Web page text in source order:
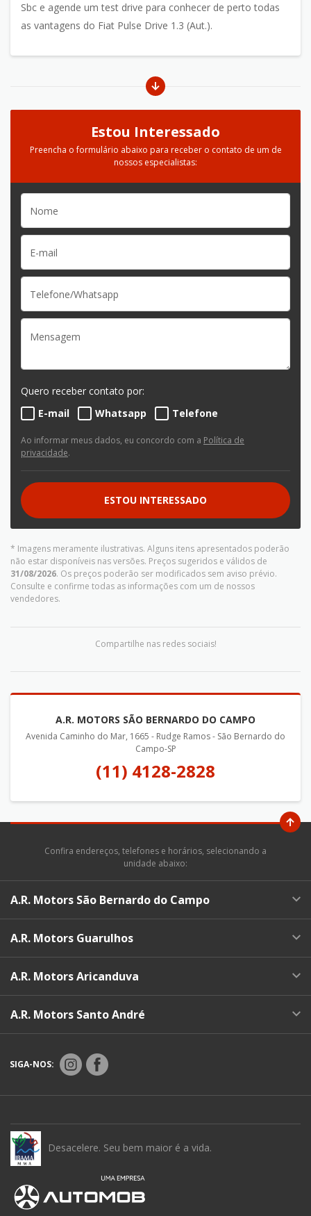
Sbc e agende um test drive para conhecer de perto todas
as vantagens do Fiat Pulse Drive 1.3 (Aut.).
Estou Interessado
Preencha o formulário abaixo para receber o contato de um de
nossos especialistas:
Quero receber contato por:
E-mail
Whatsapp Telefone
Ao informar meus dados, eu concordo com a Política de
privacidade.
ESTOU INTERESSADO
* Imagens meramente ilustrativas. Alguns itens apresentados poderão
não estar disponíveis nas versões. Preços sugeridos e válidos de
31/08/2026. Os preços poderão ser modificados sem aviso prévio.
Consulte e confirme todas as informações com um de nossos
vendedores.
Compartilhe nas redes sociais!
A.R. MOTORS SÃO BERNARDO DO CAMPO
Avenida Caminho do Mar, 1665 - Rudge Ramos - São Bernardo do
Campo-SP
(11) 4128-2828
Confira endereços, telefones e horários, selecionando a
unidade abaixo:
A.R. Motors São Bernardo do Campo
A.R. Motors Guarulhos
A.R. Motors Aricanduva
A.R. Motors Santo André
SIGA-NOS:
Desacelere. Seu bem maior é a vida.